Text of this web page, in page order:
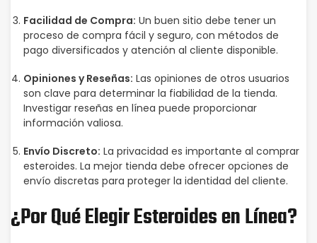
Facilidad de Compra: Un buen sitio debe tener un
proceso de compra fácil y seguro, con métodos de
pago diversificados y atención al cliente disponible.
Opiniones y Reseñas: Las opiniones de otros usuarios
son clave para determinar la fiabilidad de la tienda.
Investigar reseñas en línea puede proporcionar
información valiosa.
Envío Discreto: La privacidad es importante al comprar
esteroides. La mejor tienda debe ofrecer opciones de
envío discretas para proteger la identidad del cliente.
¿Por Qué Elegir Esteroides en Línea?